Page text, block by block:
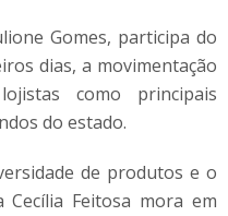
Gomes, participa do
dias, a movimentação
como principais
do estado.
de produtos e o
Cecília Feitosa mora em